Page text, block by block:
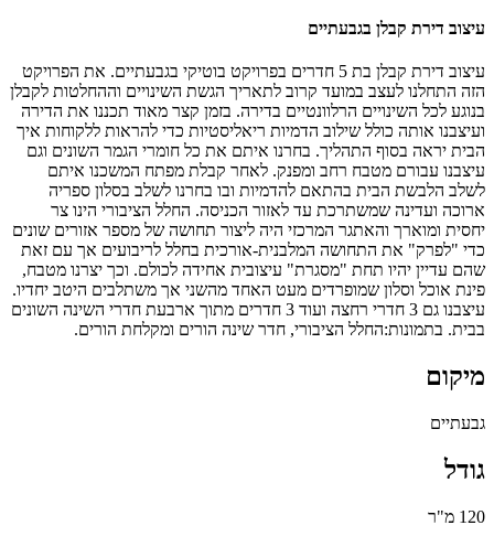
עיצוב דירת קבלן בגבעתיים
עיצוב דירת קבלן בת 5 חדרים בפרויקט בוטיקי בגבעתיים. את הפרויקט
הזה התחלנו לעצב במועד קרוב לתאריך הגשת השינויים וההחלטות לקבלן
בנוגע לכל השינויים הרלוונטיים בדירה. בזמן קצר מאוד תכננו את הדירה
ועיצבנו אותה כולל שילוב הדמיות ריאליסטיות כדי להראות ללקוחות איך
הבית יראה בסוף התהליך. בחרנו איתם את כל חומרי הגמר השונים וגם
עיצבנו עבורם מטבח רחב ומפנק. לאחר קבלת מפתח המשכנו איתם
לשלב הלבשת הבית בהתאם להדמיות ובו בחרנו לשלב בסלון ספריה
ארוכה ועדינה שמשתרכת עד לאזור הכניסה. החלל הציבורי הינו צר
יחסית ומוארך והאתגר המרכזי היה ליצור תחושה של מספר אזורים שונים
כדי "לפרק" את התחושה המלבנית-אורכית בחלל לריבועים אך עם זאת
שהם עדיין יהיו תחת "מסגרת" עיצובית אחידה לכולם. וכך יצרנו מטבח,
פינת אוכל וסלון שמופרדים מעט האחד מהשני אך משתלבים היטב יחדיו.
עיצבנו גם 3 חדרי רחצה ועוד 3 חדרים מתוך ארבעת חדרי השינה השונים
בבית. בתמונות:החלל הציבורי, חדר שינה הורים ומקלחת הורים.
מיקום
גבעתיים
גודל
120 מ"ר